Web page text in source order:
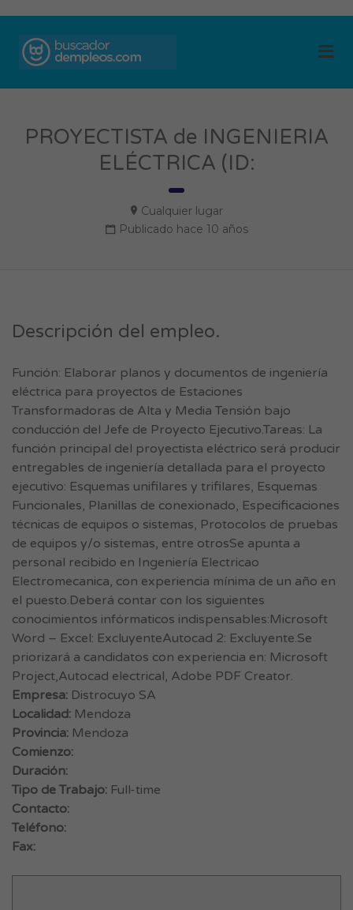
PROYECTISTA de INGENIERIA
ELÉCTRICA (ID:
Cualquier lugar
Publicado hace 10 años
Descripción del empleo.
Función: Elaborar planos y documentos de ingeniería
eléctrica para proyectos de Estaciones
Transformadoras de Alta y Media Tensión bajo
conducción del Jefe de Proyecto Ejecutivo.Tareas: La
función principal del proyectista eléctrico será producir
entregables de ingeniería detallada para el proyecto
ejecutivo: Esquemas unifilares y trifilares, Esquemas
Funcionales, Planillas de conexionado, Especificaciones
técnicas de equipos o sistemas, Protocolos de pruebas
de equipos y/o sistemas, entre otrosSe apunta a
personal recibido en Ingeniería Electricao
Electromecanica, con experiencia mínima de un año en
el puesto.Deberá contar con los siguientes
conocimientos infórmaticos indispensables:Microsoft
Word – Excel: ExcluyenteAutocad 2: Excluyente.Se
priorizará a candidatos con experiencia en: Microsoft
Project,Autocad electrical, Adobe PDF Creator.
Empresa: Distrocuyo SA
Localidad: Mendoza
Provincia: Mendoza
Comienzo:
Duración:
Tipo de Trabajo: Full-time
Contacto:
Teléfono:
Fax: